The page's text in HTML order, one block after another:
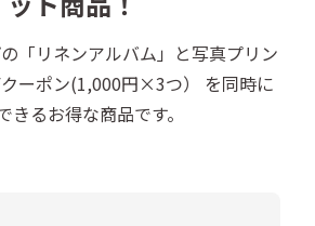
らご確認ください。
ヵ月間
「リネンアルバム」と写真プリン
ーポン(1,000円×3つ） を同時に
きるお得な商品です。